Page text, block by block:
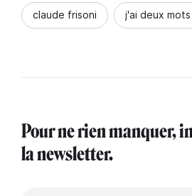
claude frisoni j'ai deux
Pour ne rien manquer,
la newsletter.